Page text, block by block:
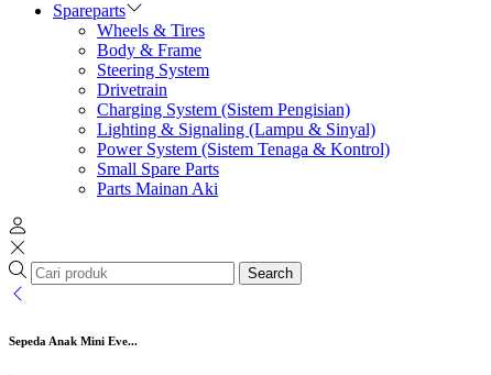
Spareparts
Wheels & Tires
Body & Frame
Steering System
Drivetrain
Charging System (Sistem Pengisian)
Lighting & Signaling (Lampu & Sinyal)
Power System (Sistem Tenaga & Kontrol)
Small Spare Parts
Parts Mainan Aki
Search
Sepeda Anak Mini Eve...